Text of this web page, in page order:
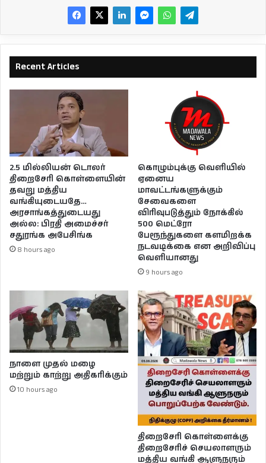
Recent Articles
2.5 மில்லியன் டொலர்
திறைசேரி கொள்ளையின்
தவறு மத்திய
வங்கியுடையதே…
அரசாங்கத்துடையது
அல்ல: பிரதி அமைச்சர்
சதுரங்க அபேசிங்க
8 hours ago
கொழும்புக்கு வெளியில்
ஏனைய
மாவட்டங்களுக்கும்
சேவைகளை
விரிவுபடுத்தும் நோக்கில்
500 மெட்ரோ
பேரூந்துகளை களமிறக்க
நடவடிக்கை என அறிவிப்பு
வெளியானது
9 hours ago
நாளை முதல் மழை
மற்றும் காற்று அதிகரிக்கும்
10 hours ago
திறைசேரி கொள்ளைக்கு
திறைசேரிச் செயலாளரும்
மத்திய வங்கி ஆளுநரும்